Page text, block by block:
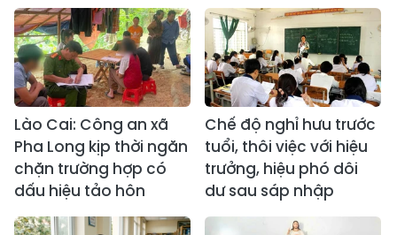
Lào Cai: Công an xã
Pha Long kịp thời ngăn
chặn trường hợp có
dấu hiệu tảo hôn
Chế độ nghỉ hưu trước
tuổi, thôi việc với hiệu
trưởng, hiệu phó dôi
dư sau sáp nhập